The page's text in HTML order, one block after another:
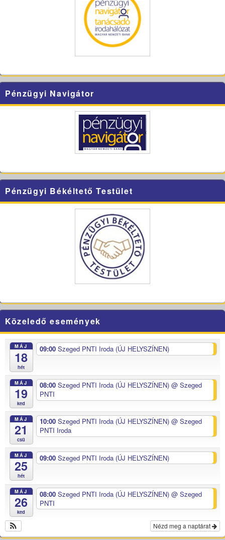
Pénzügyi Navigátor
Pénzügyi Békéltető Testület
Közeledő események
MÁJ
18
hét
09:00 Szeged PNTI Iroda (ÚJ HELYSZÍNEN)
MÁJ
19
ked
08:00 Szeged PNTI Iroda (ÚJ HELYSZÍNEN) @ Szeged
PNTI
MÁJ
21
csü
10:00 Szeged PNTI Iroda (ÚJ HELYSZÍNEN) @ Szeged
PNTI Iroda
MÁJ
25
hét
09:00 Szeged PNTI Iroda (ÚJ HELYSZÍNEN)
MÁJ
26
ked
08:00 Szeged PNTI Iroda (ÚJ HELYSZÍNEN) @ Szeged
PNTI
Nézd meg a naptárat